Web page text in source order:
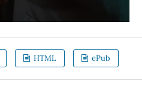
HTML ePub